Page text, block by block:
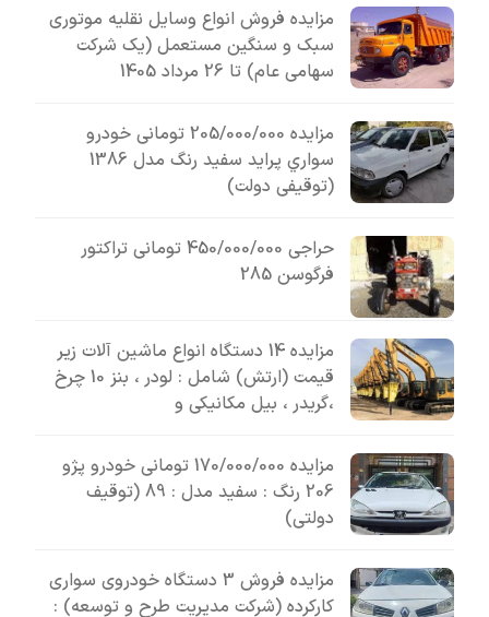
مزایده فروش انواع وسایل نقلیه موتوری
سبک و سنگین مستعمل (یک شرکت
سهامی عام) تا 26 مرداد 1405
مزایده 205/000/000 تومانی خودرو
سواري پرايد سفيد رنگ مدل 1386
(توقیفی دولت)
حراجی 450/000/000 تومانی تراکتور
فرگوسن 285
مزایده 14 دستگاه انواع ماشین آلات زیر
قیمت (ارتش) شامل : لودر ، بنز 10 چرخ
،گریدر ، بیل مکانیکی و
مزایده 170/000/000 تومانی خودرو پژو
206 رنگ : سفید مدل : 89 (توقیف
دولتی)
مزایده فروش 3 دستگاه خودروی سواری
کارکرده (شرکت مدیریت طرح و توسعه) :